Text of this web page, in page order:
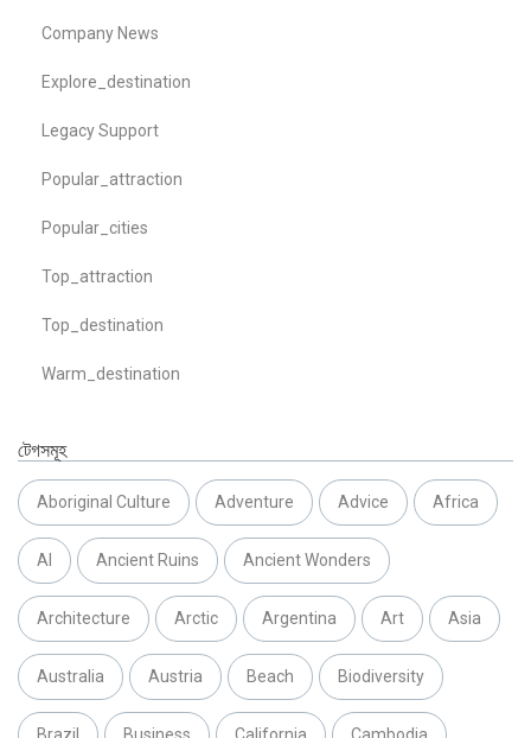
Company News
Explore_destination
Legacy Support
Popular_attraction
Popular_cities
Top_attraction
Top_destination
Warm_destination
টেগসমূহ
Aboriginal Culture Adventure Advice Africa
AI Ancient Ruins Ancient Wonders
Architecture Arctic Argentina Art Asia
Australia Austria Beach Biodiversity